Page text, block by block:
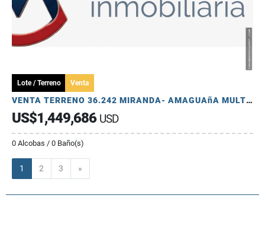
Lote / Terreno Venta
VENTA TERRENO 36.242 MIRANDA- AMAGUAñA MULTIPLE USD
US$1,449,686 USD
0 Alcobas / 0 Baño(s)
1 2 3 »